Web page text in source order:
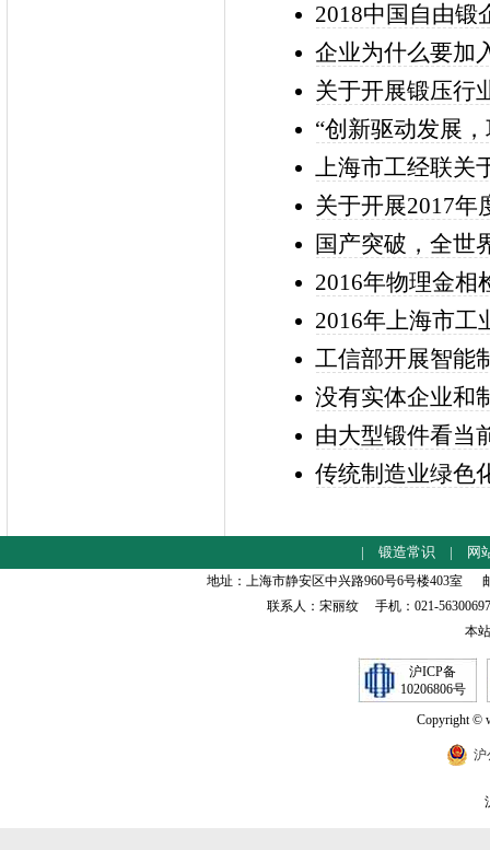
2018中国自由锻
企业为什么要加
关于开展锻压行
“创新驱动发展
上海市工经联关
关于开展2017年
国产突破，全世
2016年物理金相
2016年上海市工
工信部开展智能
没有实体企业和
由大型锻件看当
传统制造业绿色
| 锻造常识 | 网
地址：上海市静安区中兴路960号6号楼403室
联系人：宋丽纹 手机：021-
本
沪ICP备
10206806号
Copyright ©
沪